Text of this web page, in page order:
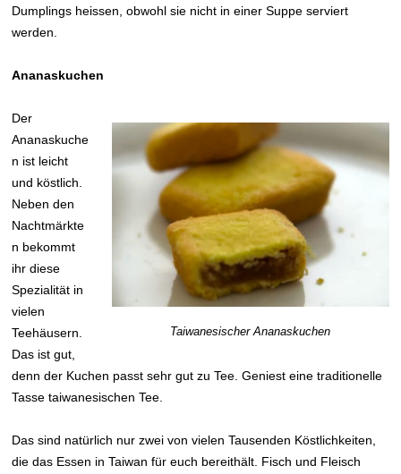
Dumplings heissen, obwohl sie nicht in einer Suppe serviert
werden.
Ananaskuchen
Taiwanesischer Ananaskuchen
Der
Ananaskuche
n ist leicht
und köstlich.
Neben den
Nachtmärkte
n bekommt
ihr diese
Spezialität in
vielen
Teehäusern.
Das ist gut,
denn der Kuchen passt sehr gut zu Tee. Geniest eine traditionelle
Tasse taiwanesischen Tee.
Das sind natürlich nur zwei von vielen Tausenden Köstlichkeiten,
die das Essen in Taiwan für euch bereithält. Fisch und Fleisch